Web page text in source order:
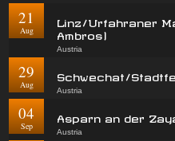
21
Aug
Linz/Urfahraner
Ambros)
Austria
29
Aug
Schwechat/
Austria
04
Sep
Asparn an der
Austria